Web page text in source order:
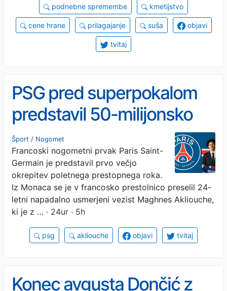
podnebne spremembe kmetijstvo
cene hrane prilagajanje suša objavi
tvitaj
PSG pred superpokalom
predstavil 50-milijonsko
okrepitev
Šport / Nogomet
Francoski nogometni prvak Paris Saint-
Germain je predstavil prvo večjo
okrepitev poletnega prestopnega roka.
Iz Monaca se je v francosko prestolnico preselil 24-
letni napadalno usmerjeni vezist Maghnes Akliouche,
ki je z … · 24ur · 5h
psg akliouche objavi tvitaj
Konec avgusta Dončić z